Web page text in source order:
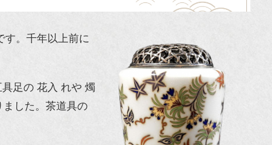
す。千年以上前に
足の 花入 れや 燭
した。茶道具の